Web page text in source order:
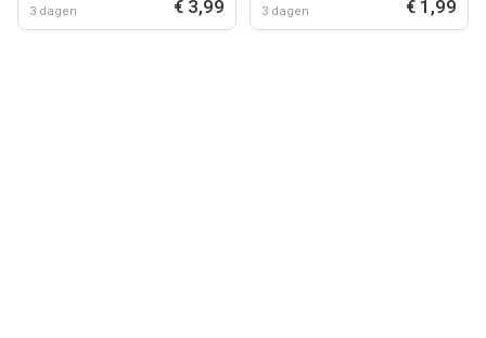
3 dagen € 3,99 3 dagen € 1,99